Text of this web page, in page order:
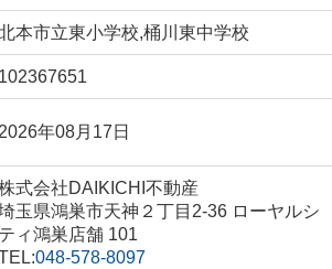
本市立東小学校,桶川東中学校
102367651
2026年08月17日
式会社DAIKICHI不動産
玉県鴻巣市天神２丁目2-36 ローヤルシ
ティ鴻巣店舗 101
048-578-8097